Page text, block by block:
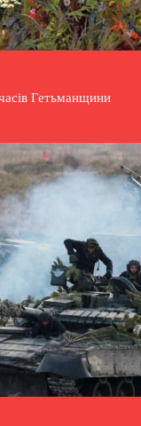
Гетьманщини